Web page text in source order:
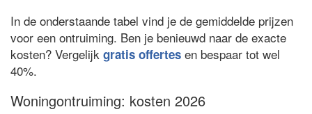
In de onderstaande tabel vind je de gemiddelde prijzen
voor een ontruiming. Ben je benieuwd naar de exacte
kosten? Vergelijk gratis offertes en bespaar tot wel
40%.
Woningontruiming: kosten 2026